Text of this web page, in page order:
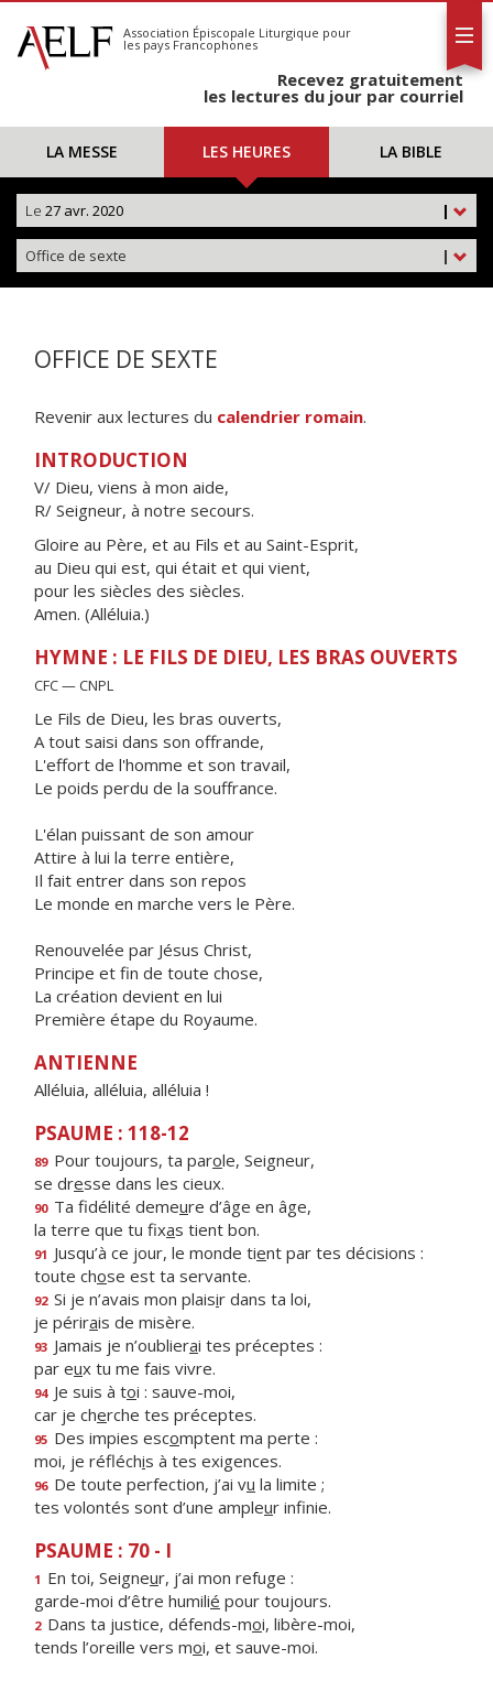
S'abonner
Calendrier
Association Épiscopale Liturgique pour
les pays Francophones
Recevez gratuitement
les lectures du jour par courriel
LA MESSE LES HEURES LA BIBLE
|
Le 27 avr. 2020
|
Office de sexte
OFFICE DE SEXTE
Revenir aux lectures du calendrier romain.
INTRODUCTION
V/ Dieu, viens à mon aide,
R/ Seigneur, à notre secours.
Gloire au Père, et au Fils et au Saint-Esprit,
au Dieu qui est, qui était et qui vient,
pour les siècles des siècles.
Amen. (Alléluia.)
HYMNE : LE FILS DE DIEU, LES BRAS OUVERTS
CFC — CNPL
Le Fils de Dieu, les bras ouverts,
A tout saisi dans son offrande,
L'effort de l'homme et son travail,
Le poids perdu de la souffrance.
L'élan puissant de son amour
Attire à lui la terre entière,
Il fait entrer dans son repos
Le monde en marche vers le Père.
Renouvelée par Jésus Christ,
Principe et fin de toute chose,
La création devient en lui
Première étape du Royaume.
ANTIENNE
Alléluia, alléluia, alléluia !
PSAUME : 118-12
89 Pour toujours, ta parole, Seigneur,
se dresse dans les cieux.
90 Ta fidélité demeure d’âge en âge,
la terre que tu fixas tient bon.
91 Jusqu’à ce jour, le monde tient par tes décisions :
toute chose est ta servante.
92 Si je n’avais mon plaisir dans ta loi,
je périrais de misère.
93 Jamais je n’oublierai tes préceptes :
par eux tu me fais vivre.
94 Je suis à toi : sauve-moi,
car je cherche tes préceptes.
95 Des impies escomptent ma perte :
moi, je réfléchis à tes exigences.
96 De toute perfection, j’ai vu la limite ;
tes volontés sont d’une ampleur infinie.
PSAUME : 70 - I
1 En toi, Seigneur, j’ai mon refuge :
garde-moi d’être humilié pour toujours.
2 Dans ta justice, défends-moi, libère-moi,
tends l’oreille vers moi, et sauve-moi.